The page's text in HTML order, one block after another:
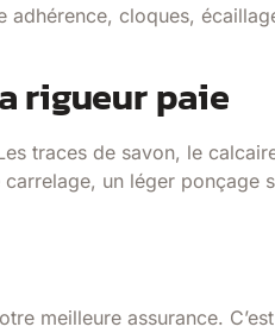
adhérence, cloques,
rigueur paie
traces de savon, le
un léger ponçage
meilleure assurance.